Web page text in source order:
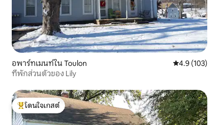
อพาร์ทเมนท์ใน Toulon คะแนนเฉลี่ย
4.9 (103)
ที่พักส่วนตัวของ Lily
โดนใจเกสต์ที่สุด
โดนใจเกสต์